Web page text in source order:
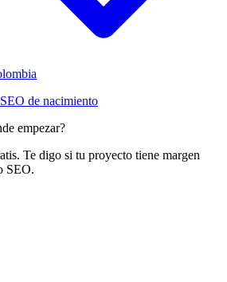
de nacimiento
empezar?
Te digo si tu proyecto tiene margen
SEO.